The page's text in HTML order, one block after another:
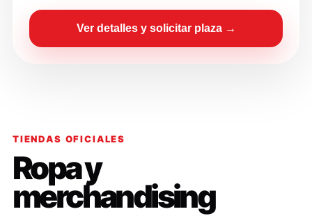
Ver detalles y solicitar plaza →
TIENDAS OFICIALES
Ropa y
merchandising